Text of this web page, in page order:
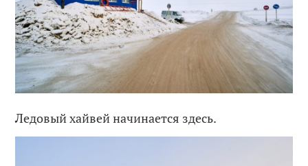
Ледовый хайвей начинается здесь.